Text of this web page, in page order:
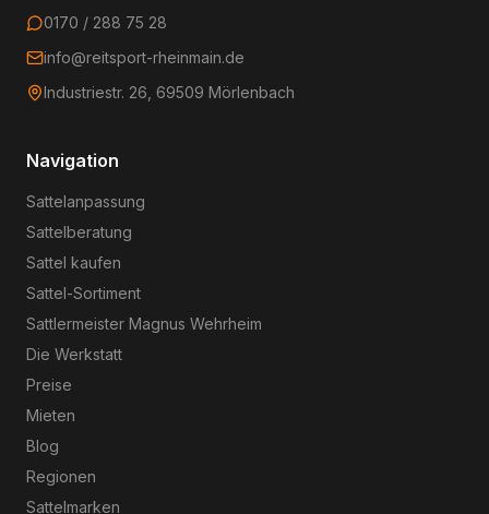
0170 / 288 75 28
info@reitsport-rheinmain.de
Industriestr. 26, 69509 Mörlenbach
Navigation
Sattelanpassung
Sattelberatung
Sattel kaufen
Sattel-Sortiment
Sattlermeister Magnus Wehrheim
Die Werkstatt
Preise
Mieten
Blog
Regionen
Sattelmarken